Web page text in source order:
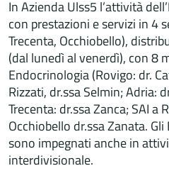
In Azienda Ulss5 l’attività
con prestazioni e servizi in 4
Trecenta, Occhiobello),
(dal lunedì al venerdì), con 8
Endocrinologia (Rovigo: dr.
Rizzati, dr.ssa Selmin; Adria:
Trecenta: dr.ssa Zanca; SAI a
Occhiobello dr.ssa Zanata.
sono impegnati anche in
interdivisionale.